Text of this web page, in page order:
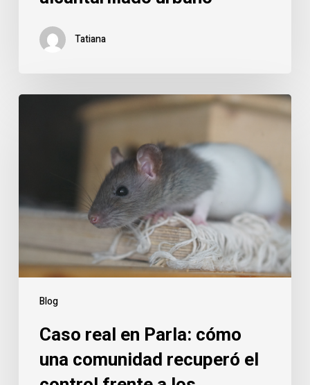
Tatiana
Blog
control
frente
roedores
Caso real en Parla: cómo
una comunidad recuperó el